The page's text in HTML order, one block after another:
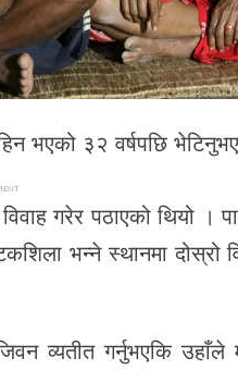
भएको ३२ वर्षपछि
गरेर पठाएको थियो ।
भन्ने स्थानमा दोस्रो
व्यतीत गर्नुभएकि